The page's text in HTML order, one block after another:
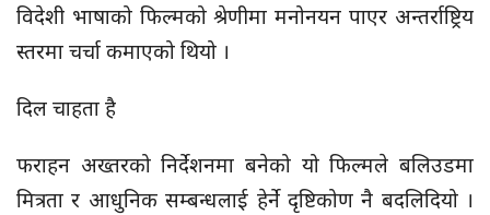
विदेशी भाषाको फिल्मको श्रेणीमा मनोनयन पाएर अन्तर्राष्ट्रिय
स्तरमा चर्चा कमाएको थियो ।
दिल चाहता है
फराहन अख्तरको निर्देशनमा बनेको यो फिल्मले बलिउडमा
मित्रता र आधुनिक सम्बन्धलाई हेर्ने दृष्टिकोण नै बदलिदियो ।